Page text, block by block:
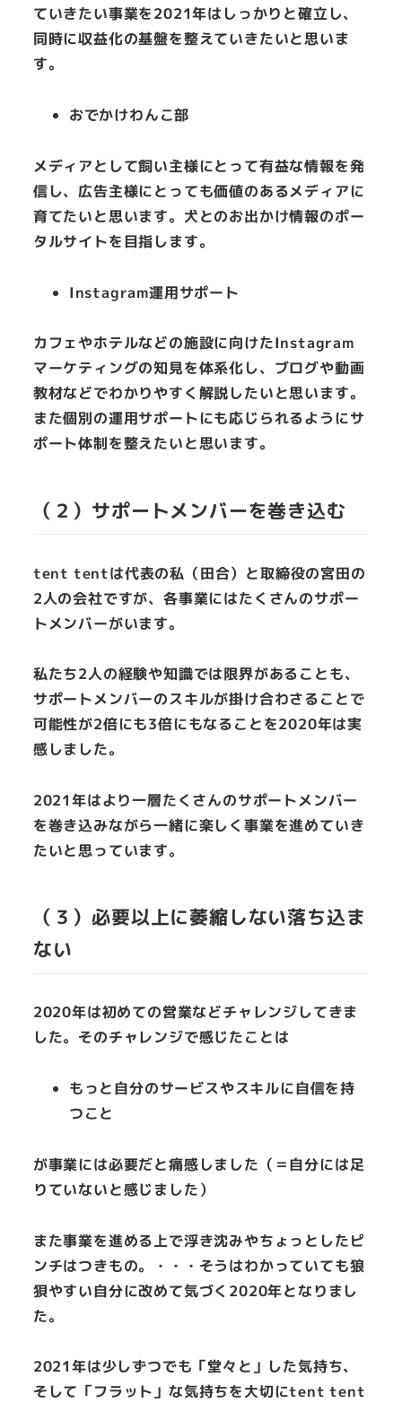
ていきたい事業を2021年はしっかりと確立し、
同時に収益化の基盤を整えていきたいと思いま
す。
おでかけわんこ部
メディアとして飼い主様にとって有益な情報を発
信し、広告主様にとっても価値のあるメディアに
育てたいと思います。犬とのお出かけ情報のポー
タルサイトを目指します。
Instagram運用サポート
カフェやホテルなどの施設に向けたInstagram
マーケティングの知見を体系化し、ブログや動画
教材などでわかりやすく解説したいと思います。
また個別の運用サポートにも応じられるようにサ
ポート体制を整えたいと思います。
（２）サポートメンバーを巻き込む
tent tentは代表の私（田合）と取締役の宮田の
2人の会社ですが、各事業にはたくさんのサポー
トメンバーがいます。
私たち2人の経験や知識では限界があることも、
サポートメンバーのスキルが掛け合わさることで
可能性が2倍にも3倍にもなることを2020年は実
感しました。
2021年はより一層たくさんのサポートメンバー
を巻き込みながら一緒に楽しく事業を進めていき
たいと思っています。
（３）必要以上に萎縮しない落ち込ま
ない
2020年は初めての営業などチャレンジしてきま
した。そのチャレンジで感じたことは
もっと自分のサービスやスキルに自信を持
つこと
が事業には必要だと痛感しました（＝自分には足
りていないと感じました）
また事業を進める上で浮き沈みやちょっとしたピ
ンチはつきもの。・・・そうはわかっていても狼
狽やすい自分に改めて気づく2020年となりまし
た。
2021年は少しずつでも「堂々と」した気持ち、
そして「フラット」な気持ちを大切にtent tent